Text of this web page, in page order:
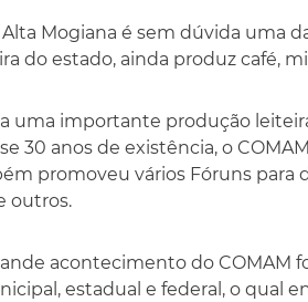
Alta Mogiana é sem dúvida uma
do estado, ainda produz café,
uma importante produção
30 anos de existência, o
promoveu vários Fóruns para
outros.
acontecimento do COMAM
estadual e federal, o qual